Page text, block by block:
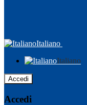
Italiano
Italiano
Accedi
Accedi